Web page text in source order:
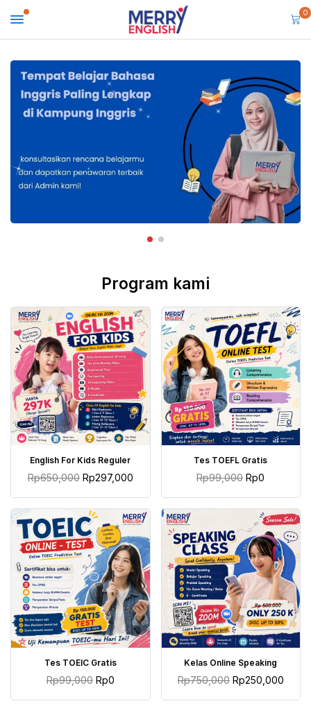
0
Program kami
TAMBAH KE KERANJANG
English For Kids Reguler
Rp650,000 Rp297,000
TAMBAH KE KERANJANG
Tes TOEFL Gratis
Rp99,000 Rp0
TAMBAH KE KERANJANG
Tes TOEIC Gratis
Rp99,000 Rp0
TAMBAH KE KERANJANG
Kelas Online Speaking
Rp750,000 Rp250,000